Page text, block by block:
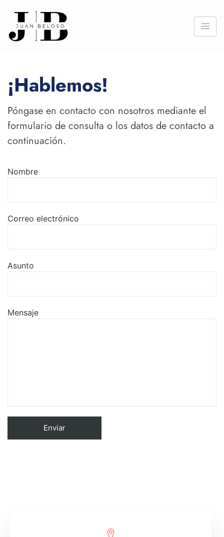
¡Hablemos!
Póngase en contacto con nosotros mediante el
formulario de consulta o los datos de contacto a
continuación.
Nombre
Correo electrónico
Asunto
Mensaje